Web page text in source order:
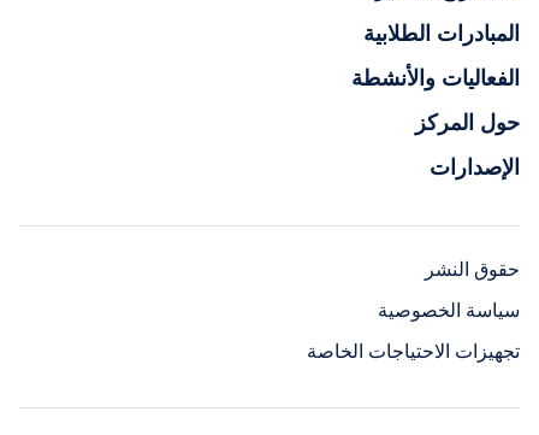
المبادرات الطلابية
الفعاليات والأنشطة
حول المركز
الإصدارات
حقوق النشر
سياسة الخصوصية
تجهيزات الاحتياجات الخاصة